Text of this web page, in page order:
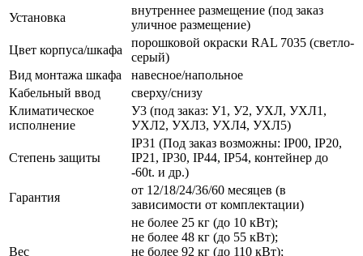
Установка
внутреннее размещение (под заказ
уличное размещение)
Цвет корпуса/шкафа
порошковой окраски RAL 7035 (светло-
серый)
Вид монтажа шкафа
навесное/напольное
Кабельный ввод
сверху/снизу
Климатическое
исполнение
У3 (под заказ: У1, У2, УХЛ, УХЛ1,
УХЛ2, УХЛ3, УХЛ4, УХЛ5)
Степень защиты
IP31 (Под заказ возможны: IP00, IP20,
IP21, IP30, IP44, IP54, контейнер до
-60t. и др.)
Гарантия
от 12/18/24/36/60 месяцев (в
зависимости от комплектации)
Вес
не более 25 кг (до 10 кВт);
не более 48 кг (до 55 кВт);
не более 92 кг (до 110 кВт);